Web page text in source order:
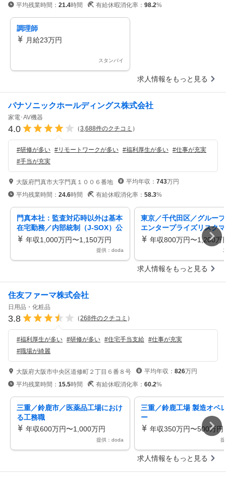
平均残業時間： 21.4時間 有給休暇消化率： 98.2%
調理師
月給23万円
スタンバイ
求人情報をもっと見る
パナソニックホールディングス株式会社
家電･AV機器
4.0 （3,688件のクチコミ ）
#研修が多い #リモートワークが多い #福利厚生が多い #仕事が充実
#手当が充実
大阪府門真市大字門真１００６番地 平均年収： 743万円
平均残業時間： 24.6時間 有給休暇消化率： 58.3%
門真本社：監査対応時以外は基本
在宅勤務／内部統制（J-SOX）公
認会計士資格・英語力を活かす
年収1,000万円〜1,150万円
提供：doda
東京／千代田区／グルー
エンタープライズリスク
ント推進 リモート・フレ
年収800万円〜1,200万
求人情報をもっと見る
住友ファーマ株式会社
日用品・化粧品
3.8 （268件のクチコミ ）
#福利厚生が多い #研修が多い #住宅手当支給 #仕事が充実
#職場が綺麗
大阪府大阪市中央区道修町２丁目６番８号 平均年収： 826万円
平均残業時間： 15.5時間 有給休暇消化率： 60.2%
三重／鈴鹿市／医薬品工場におけ
る工務職
年収600万円〜1,000万円
提供：doda
三重／鈴鹿工場 製造オペ
ー
年収350万円〜500万円
求人情報をもっと見る